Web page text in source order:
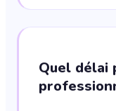
Quel délai